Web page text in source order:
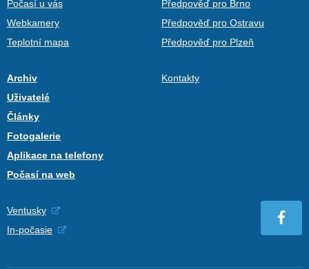
Počasí u vás
Webkamery
Teplotní mapa
Předpověď pro Brno
Předpověď pro Ostravu
Předpověď pro Plzeň
Archiv
Uživatelé
Články
Fotogalerie
Aplikace na telefony
Počasí na web
Kontakty
Ventusky
In-počasie